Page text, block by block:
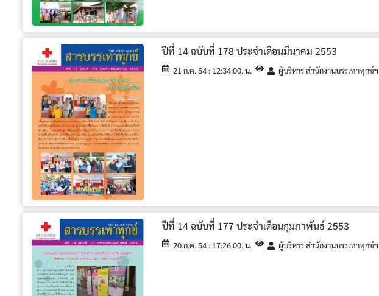
ปีที่ 14 ฉบับที่ 178 ประจำเดือนมีนาคม 2553
21 ก.ค. 54 : 12:34:00. น. ผู้บริหาร สำนักงานบรรเทาทุกข์ฯ
ปีที่ 14 ฉบับที่ 177 ประจำเดือนกุมภาพันธ์ 2553
20 ก.ค. 54 : 17:26:00. น. ผู้บริหาร สำนักงานบรรเทาทุกข์ฯ